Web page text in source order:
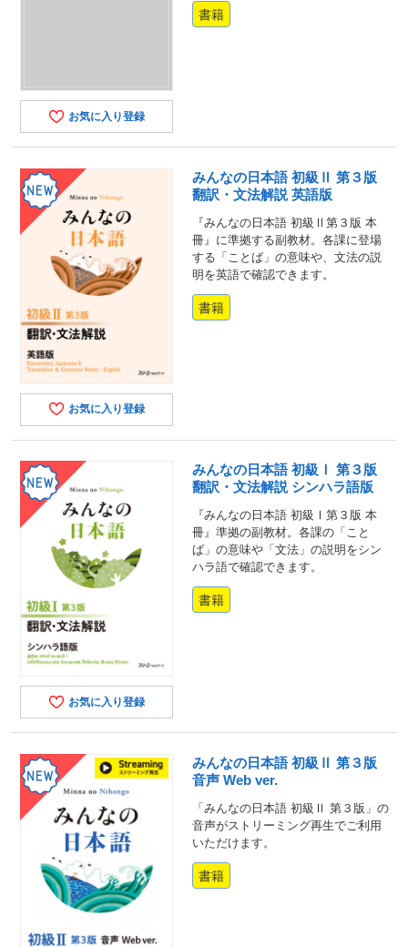
お気に入り登録
書籍
お気に入り登録
みんなの日本語 初級Ⅱ 第３版
翻訳・文法解説 英語版
『みんなの日本語 初級Ⅱ第３版 本
冊』に準拠する副教材。各課に登場
する「ことば」の意味や、文法の説
明を英語で確認できます。
書籍
お気に入り登録
みんなの日本語 初級Ⅰ 第３版
翻訳・文法解説 シンハラ語版
『みんなの日本語 初級Ⅰ第３版 本
冊』準拠の副教材。各課の「こと
ば」の意味や「文法」の説明をシン
ハラ語で確認できます。
書籍
みんなの日本語 初級Ⅱ 第３版
音声 Web ver.
「みんなの日本語 初級Ⅱ 第３版」の
音声がストリーミング再生でご利用
いただけます。
書籍